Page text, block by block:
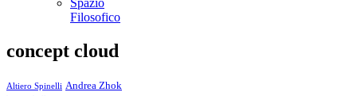
Spazio
Filosofico
concept cloud
Altiero Spinelli Andrea Zhok